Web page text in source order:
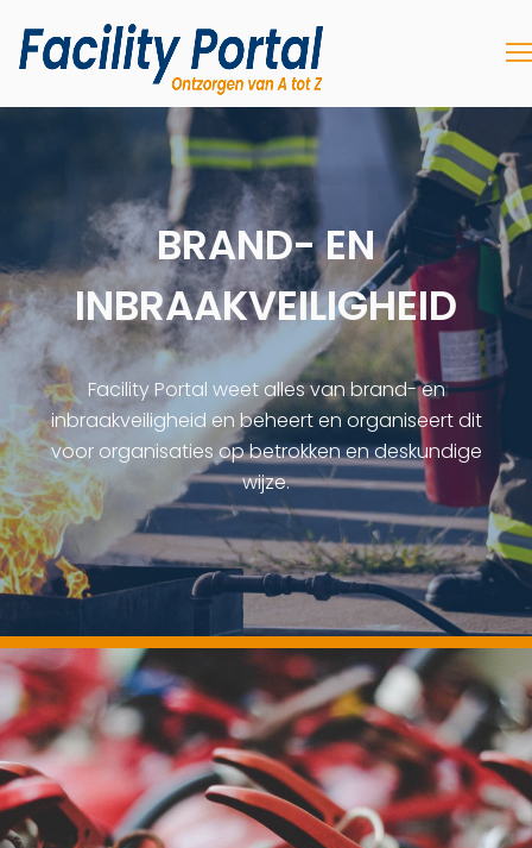
BRAND- EN
INBRAAKVEILIGHEID
Facility Portal weet alles van brand- en
inbraakveiligheid en beheert en organiseert dit
voor organisaties op betrokken en deskundige
wijze.